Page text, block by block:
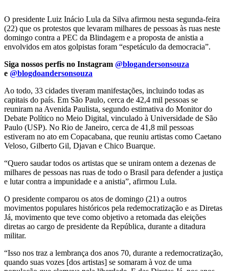
O presidente Luiz Inácio Lula da Silva afirmou nesta segunda-feira
(22) que os protestos que levaram milhares de pessoas às ruas neste
domingo contra a PEC da Blindagem e a proposta de anistia a
envolvidos em atos golpistas foram “espetáculo da democracia”.
Siga nossos perfis no Instagram @blogandersonsouza
e @blogdoandersonsouza
Ao todo, 33 cidades tiveram manifestações, incluindo todas as
capitais do país. Em São Paulo, cerca de 42,4 mil pessoas se
reuniram na Avenida Paulista, segundo estimativa do Monitor do
Debate Político no Meio Digital, vinculado à Universidade de São
Paulo (USP). No Rio de Janeiro, cerca de 41,8 mil pessoas
estiveram no ato em Copacabana, que reuniu artistas como Caetano
Veloso, Gilberto Gil, Djavan e Chico Buarque.
“Quero saudar todos os artistas que se uniram ontem a dezenas de
milhares de pessoas nas ruas de todo o Brasil para defender a justiça
e lutar contra a impunidade e a anistia”, afirmou Lula.
O presidente comparou os atos de domingo (21) a outros
movimentos populares históricos pela redemocratização e as Diretas
Já, movimento que teve como objetivo a retomada das eleições
diretas ao cargo de presidente da República, durante a ditadura
militar.
“Isso nos traz a lembrança dos anos 70, durante a redemocratização,
quando suas vozes [dos artistas] se somaram à voz de uma